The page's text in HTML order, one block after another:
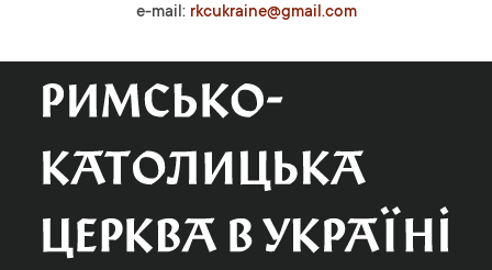
e-mail: rkcukraine@gmail.com